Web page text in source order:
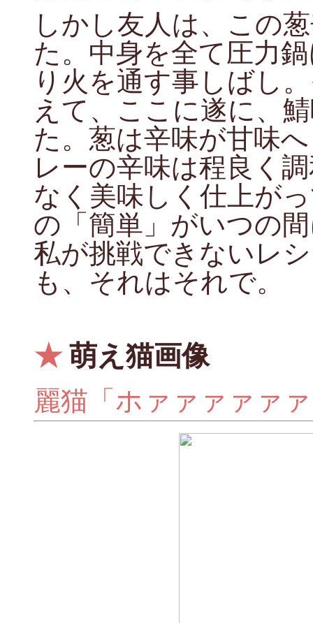
しかし友人は、この
た。中身を全て圧力
り火を通す事しばし
えて、ここに遂に、
た。葱は辛味が甘味
レーの辛味は程良く
なく美味しく仕上が
の「簡単」がいつの
私が挑戦できないレ
も、それはそれで。
★萌え猫画像
麗猫「ホァァァァァ